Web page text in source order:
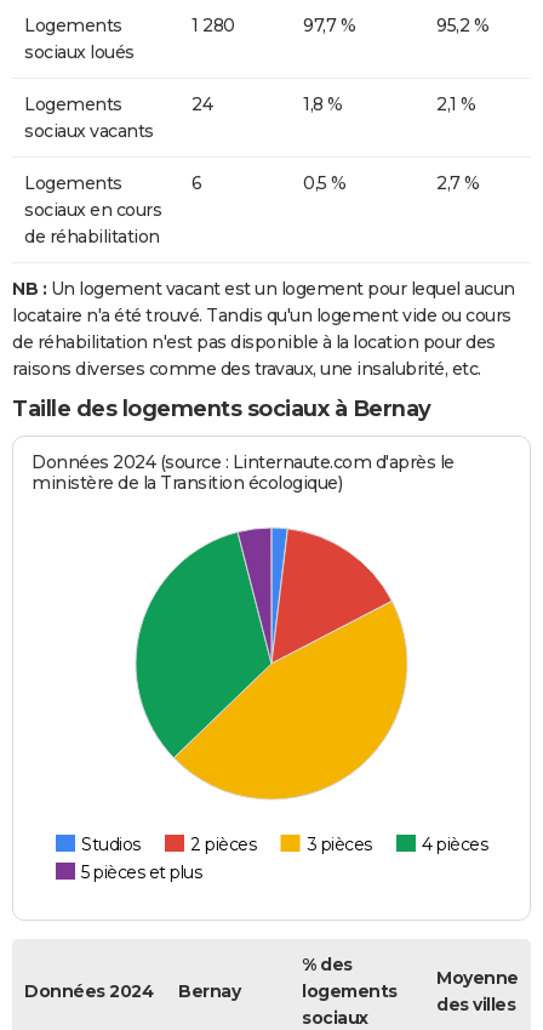
Logements
sociaux loués
1 280 97,7 % 95,2 %
Logements
sociaux vacants
24 1,8 % 2,1 %
Logements
sociaux en cours
de réhabilitation
6 0,5 % 2,7 %
NB : Un logement vacant est un logement pour lequel aucun
locataire n'a été trouvé. Tandis qu'un logement vide ou cours
de réhabilitation n'est pas disponible à la location pour des
raisons diverses comme des travaux, une insalubrité, etc.
Taille des logements sociaux à Bernay
Données 2024 (source : Linternaute.com d'après le
ministère de la Transition écologique)
Studios 2 pièces 3 pièces
4 pièces
5 pièces et plus
Données 2024 Bernay
% des
logements
sociaux
Moyenne
des villes